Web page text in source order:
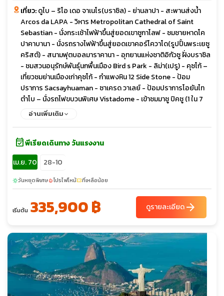
เที่ยว:ดูไบ – ริโอ เดอ จาเนโร(บราซิล) - ย่านลาปา - สะพานส่งน้ำ
Arcos da LAPA - วิหาร Metropolitan Cathedral of Saint
Sebastian - นั่งกระเช้าไฟฟ้าขึ้นสู่ยอดเขาซูกาโลฟ - ชมชายหาดโค
ปาคาบานา - นั่งรถรางไฟฟ้าขึ้นสู่ยอดเขาคอร์โควาโด(รูปปั้นพระเยซู
คริสต์) - สนามฟุตบอลมาราคานา - อุทยานแห่งชาติอิกัวซู ฝั่งบราซิล
- ชมสวนอนุรักษ์พันธุ์นกพื้นเมือง Bird s Park - ลิม่า(เปรู) - คุซโก้ –
เที่ยวชมย่านเมืองเก่าคุซโก้ - กำแพงหิน 12 Side Stone - ป้อม
ปราการ Sacsayhuaman - ซาเครด วาเลย์ - ป้อมปราการโอยันไท
ตำโบ – นั่งรถไฟขบวนพิเศษ Vistadome - เข้าชมมาชู ปิคชู (1 ใน 7
สิ่งมหัศจรรย์ล่าสุดของโลก) – ลิม่า - บัวโนส ไอเรส – ดินเนอร์
รัฐสภา
อ่านเพิ่มเติม
event_availableพีเรียดเดินทาง วันแรงงาน
เม.ย. 70
28-10
sunnyวันหยุดพิเศษlocal_fire_departmentโปรไฟไหม้confirmation_numberที่เหลือน้อย
เริ่มต้น 335,900 ฿ ดูรายละเอียดarrow_forward